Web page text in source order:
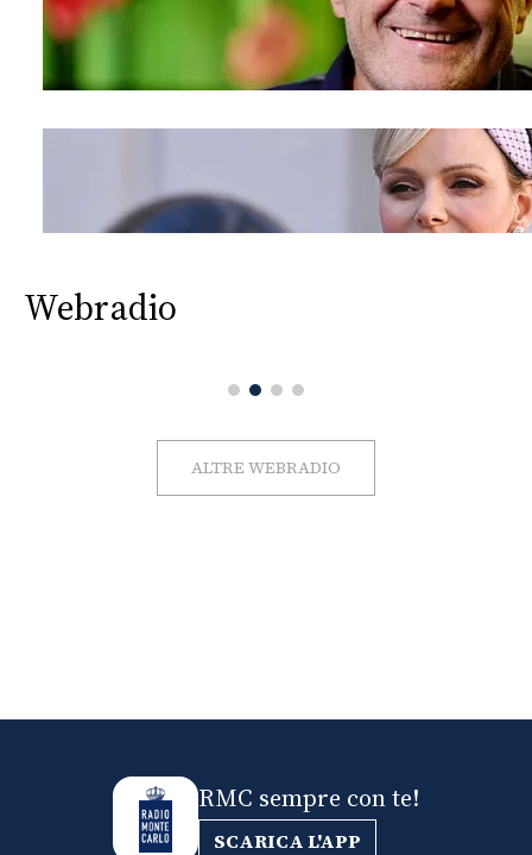
Webradio
ALTRE WEBRADIO
RMC sempre con te!
SCARICA L'APP